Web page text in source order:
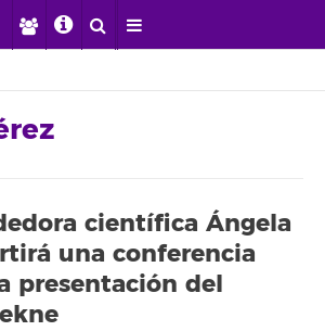
científica Ángela
una conferencia
presentación del